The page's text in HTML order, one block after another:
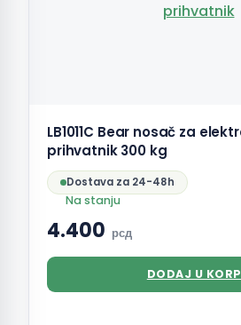
LB1011C Bear nosač za
prihvatnik 300 kg
Dostava za 24-48h
Na stanju
4.400 рсд
DODAJ U